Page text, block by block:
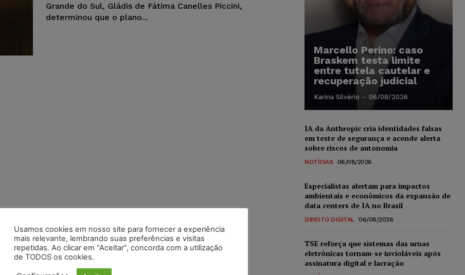
Grande do Sul, Gládis de Fátima Canelles Piccini,
determinou que o plano...
Marcello Perino: caso
Braskem testa limite
entre tutela cautelar e
recuperação judicial
Karina Silvério - 06/08/2026
IA da Anthropic cria identidades falsas
em teste de segurança e acende alerta
sobre riscos de autonomia
NOTÍCIAS 06/08/2026
Especialistas alertam para impactos
ambientais e econômicos da expansão de
data centers de IA no Brasil
DIREITO DIGITAL 06/08/2026
TSE reforça que sistemas das urnas
eletrônicas tornam-se invioláveis após
assinatura digital e lacração
Usamos cookies em nosso site para fornecer a experiência
mais relevante, lembrando suas preferências e visitas
repetidas. Ao clicar em “Aceitar”, concorda com a utilização
de TODOS os cookies.